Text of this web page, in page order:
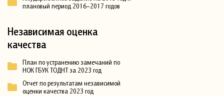
плановый период 2016–2017 годов
Независимая оценка
качества
План по устранению замечаний по
НОК ГБУК ТОДНТ за 2023 год
Отчет по результатам независимой
оценки качества 2023 год